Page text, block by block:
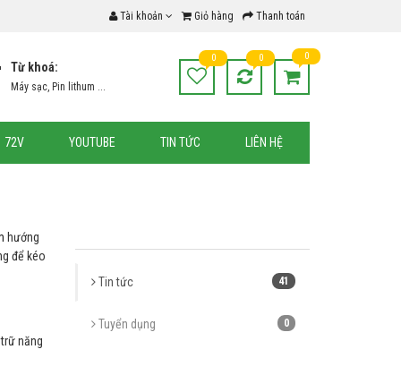
Tài khoản Giỏ hàng Thanh toán
Từ khoá:
Máy sạc, Pin lithum ...
0 0 0
72V YOUTUBE TIN TỨC LIÊN HỆ
hướng
để kéo
năng
Tin tức 41
Tuyển dụng 0